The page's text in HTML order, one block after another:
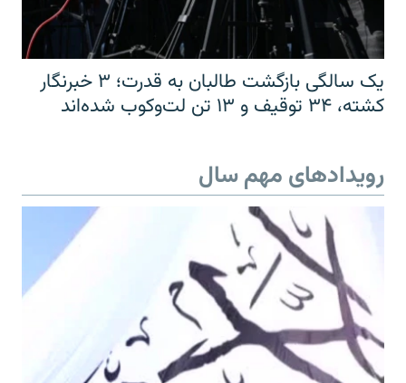
یک سالگی بازگشت طالبان به قدرت؛ ۳ خبرنگار
کشته، ۳۴ توقیف و ۱۳ تن لت‌وکوب شده‌اند
رویدادهای مهم سال